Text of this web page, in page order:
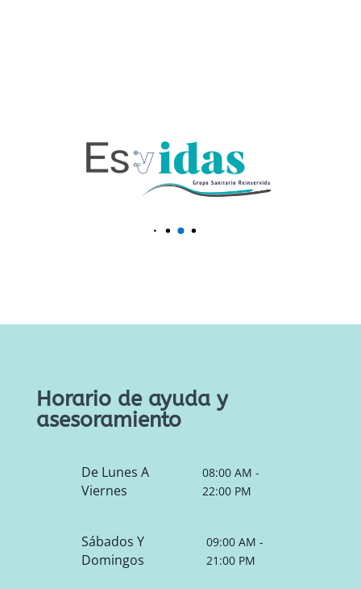
Horario de ayuda y
asesoramiento
De Lunes A
Viernes
08:00 AM -
22:00 PM
Sábados Y
Domingos
09:00 AM -
21:00 PM